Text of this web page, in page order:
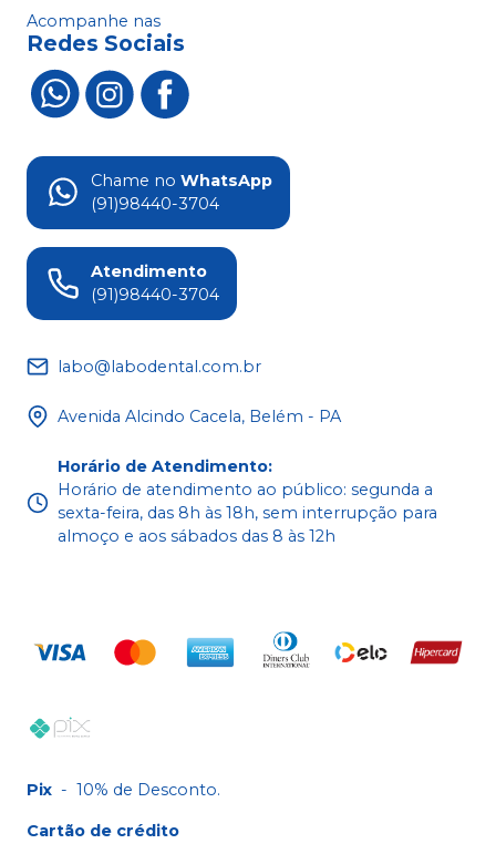
Acompanhe nas
Redes Sociais
Chame no WhatsApp
(91)98440-3704
Atendimento
(91)98440-3704
labo@labodental.com.br
Avenida Alcindo Cacela, Belém - PA
Horário de Atendimento:
Horário de atendimento ao público: segunda a
sexta-feira, das 8h às 18h, sem interrupção para
almoço e aos sábados das 8 às 12h
Pix - 10% de Desconto.
Cartão de crédito